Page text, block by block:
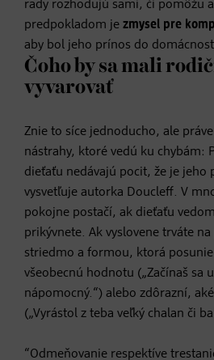
rady rozhodujú sami, či pomôžu
predpokladom je zmysel pre
aby bol jeho prínos do
Čoho by sa mali
vyvarovať
Znie to síce jednoducho, ale
nástrahy, ktoré vedú ku chybám:
dieťaťu nedávajú pocit, že je jeho
vysvetľuje autorka Doucleff. V
pokojne postačí, ak dieťaťu
prikývnete. Ak vyslovene trváte
striedmo a formou, ktorá
všeobecnú hodnotu („Začínaš sa
nápomocný.“) alebo zdôrazní,
(„Vyrástol z teba veľký chalan či
“Odmeňovanie respektíve